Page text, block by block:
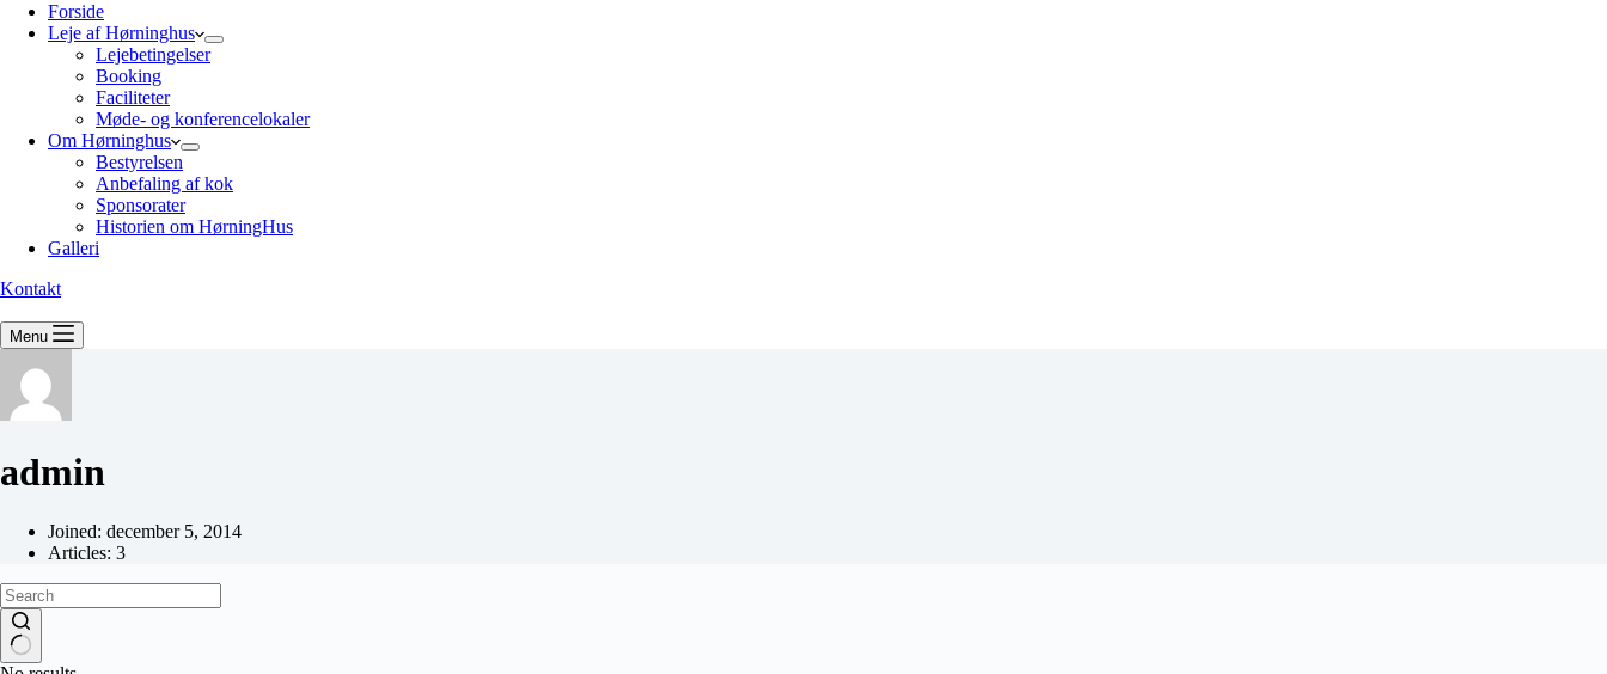
Forside
Leje af Hørninghus
Lejebetingelser
Booking
Faciliteter
Møde- og konferencelokaler
Om Hørninghus
Bestyrelsen
Anbefaling af kok
Sponsorater
Historien om HørningHus
Galleri
Kontakt
Menu
admin
Joined: december 5, 2014
Articles: 3